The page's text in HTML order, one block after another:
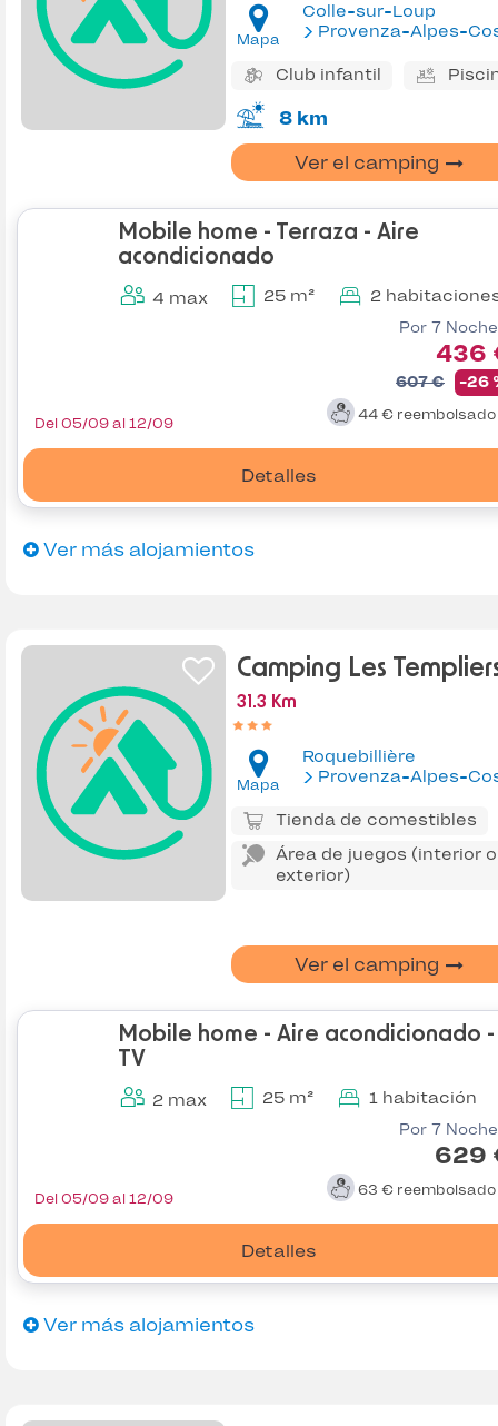
Mapa
Colle-sur-Loup
Provenza-Alpes-Costa
Club infantil
8 km
Ver el camping
Mobile home - Terraza - Aire
acondicionado
4 max 25 m² 2
Por 7
436
607 € -26
44 € reembolsado
Detalles
Del 05/09 al 12/09
Ver más alojamientos
Camping Les
31.3 Km
Mapa
Roquebillière
Provenza-Alpes-Costa
Tienda de comestibles
Área de juegos (interior o
exterior)
Ver el camping
Mobile home - Aire acondicionado -
TV
2 max 25 m² 1 habitación
Por 7
629
63 € reembolsado
Detalles
Del 05/09 al 12/09
Ver más alojamientos